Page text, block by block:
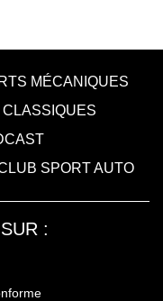
MÉCANIQUES
CLASSIQUES
SPORT AUTO
: